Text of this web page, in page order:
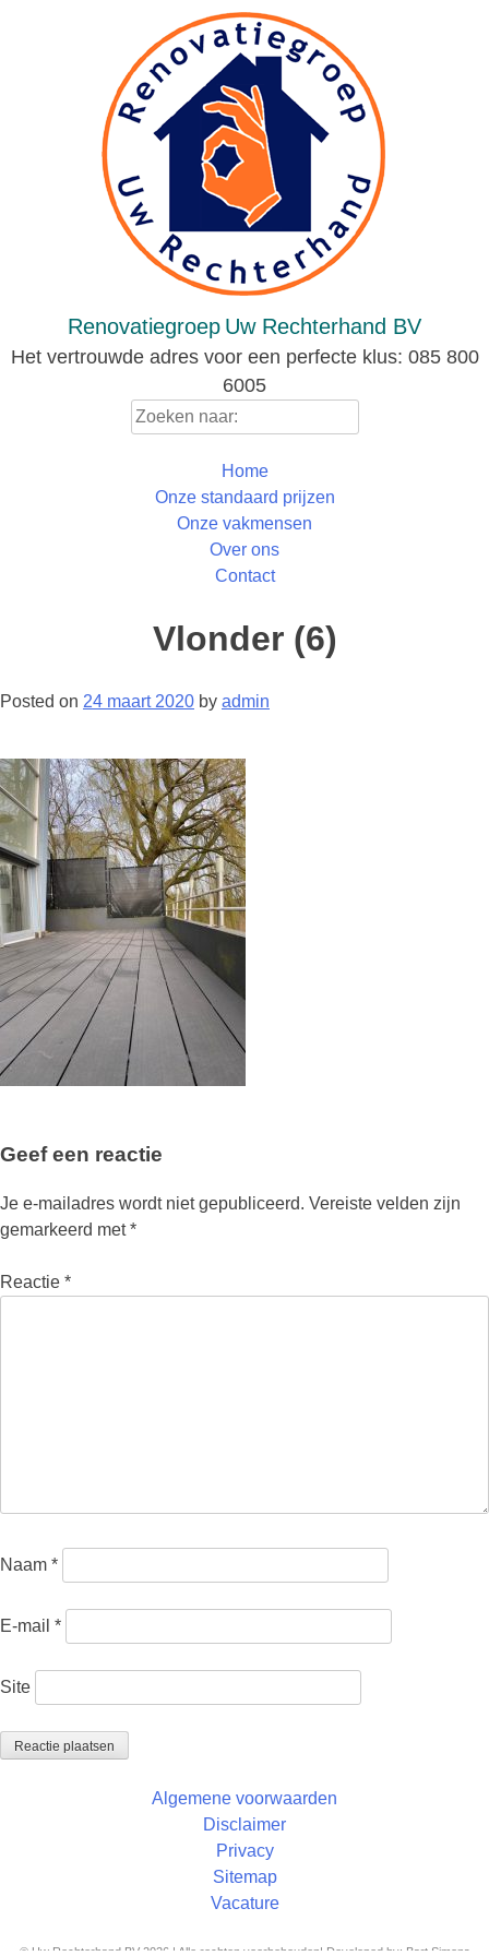
Renovatiegroep Uw Rechterhand BV
Het vertrouwde adres voor een perfecte klus: 085 800
6005
Home
Onze standaard prijzen
Onze vakmensen
Over ons
Contact
Vlonder (6)
Posted on 24 maart 2020 by admin
Geef een reactie
Je e-mailadres wordt niet gepubliceerd. Vereiste velden zijn
gemarkeerd met*
Reactie *
Naam *
E-mail *
Site
Algemene voorwaarden
Disclaimer
Privacy
Sitemap
Vacature
© Uw Rechterhand BV 2026 | Alle rechten voorbehouden| Developed by: Bart Simons